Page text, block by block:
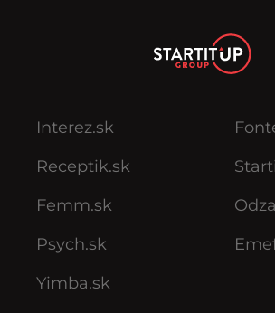
Interez.sk
Receptik.sk
Femm.sk
Psych.sk
Yimba.sk